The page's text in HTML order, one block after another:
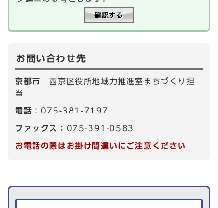
お問い合わせ先
京都市西京区役所地域力推進室まちづくり担
当
電話： 075-381-7197
ファックス： 075-391-0583
お電話の際はお掛け間違いにご注意ください
生活情報を探す